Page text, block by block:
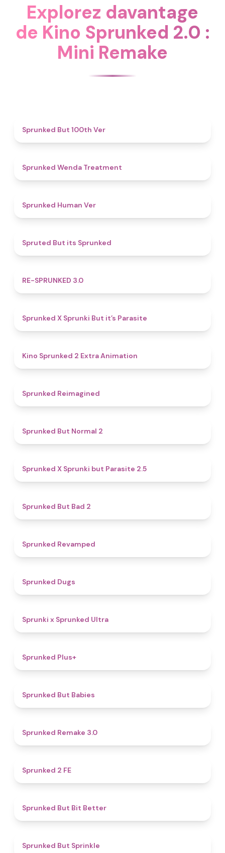
Explorez davantage
de Kino Sprunked 2.0 :
Mini Remake
Sprunked But 100th Ver
Sprunked Wenda Treatment
Sprunked Human Ver
Spruted But its Sprunked
RE-SPRUNKED 3.0
Sprunked X Sprunki But it’s Parasite
Kino Sprunked 2 Extra Animation
Sprunked Reimagined
Sprunked But Normal 2
Sprunked X Sprunki but Parasite 2.5
Sprunked But Bad 2
Sprunked Revamped
Sprunked Dugs
Sprunki x Sprunked Ultra
Sprunked Plus+
Sprunked But Babies
Sprunked Remake 3.0
Sprunked 2 FE
Sprunked But Bit Better
Sprunked But Sprinkle